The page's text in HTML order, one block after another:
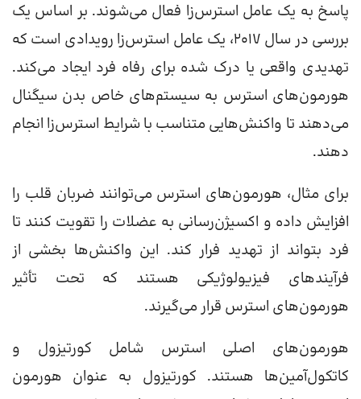
پاسخ به یک عامل استرس‌زا فعال می‌شوند. بر اساس یک
بررسی در سال 2017، یک عامل استرس‌زا رویدادی است که
تهدیدی واقعی یا درک شده برای رفاه فرد ایجاد می‌کند.
هورمون‌های استرس به سیستم‌های خاص بدن سیگنال
می‌دهند تا واکنش‌هایی متناسب با شرایط استرس‌زا انجام
دهند.
برای مثال، هورمون‌های استرس می‌توانند ضربان قلب را
افزایش داده و اکسیژن‌رسانی به عضلات را تقویت کنند تا
فرد بتواند از تهدید فرار کند. این واکنش‌ها بخشی از
فرآیندهای فیزیولوژیکی هستند که تحت تأثیر
هورمون‌های استرس قرار می‌گیرند.
هورمون‌های اصلی استرس شامل کورتیزول و
کاتکول‌آمین‌ها هستند. کورتیزول به عنوان هورمون